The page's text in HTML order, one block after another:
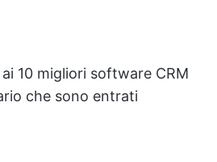
10 migliori software CRM
che sono entrati